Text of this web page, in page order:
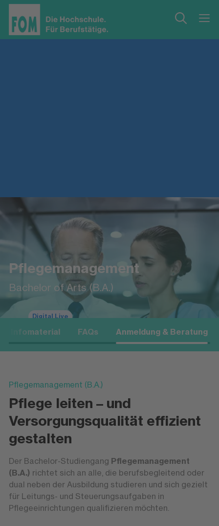
Pflegemanagement
Bachelor of Arts (B.A.)
Digital Live
Infomaterial FAQs Anmeldung & Beratung
Pflegemanagement (B.A.)
Pflege leiten – und
Versorgungsqualität effizient
gestalten
Der Bachelor-Studiengang Pflegemanagement
(B.A.) richtet sich an alle, die berufsbegleitend oder
dual neben der Ausbildung studieren und sich gezielt
für Leitungs- und Steuerungsaufgaben in
Pflegeeinrichtungen qualifizieren möchten.